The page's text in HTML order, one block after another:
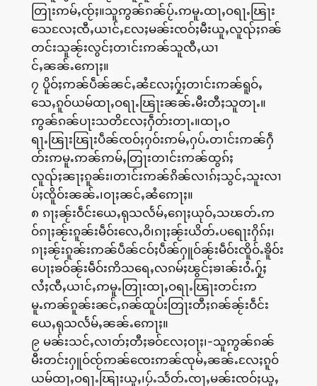
တြႃးဢမ်ႇၸႂ်ႈ။သူဢွၼ်ၵၼ်ပႂ်ႉဢမူႉထႃႇဝရႃႉၽြႃး
သေလႄႈၸီႇယၢင်ႇလႄႈမၼ်းၸဝ်ႈမီးယူႇလူၺ်ႈၵၼ်
တင်းသူၼႂ်းလွင်ႈတၢင်းဢၼ်သူၸီႇယၢ
င်ႇၼၼ်ႉဢေႃႈ။
၇ ပိူဝ်ႈဢၼ်ပဵၼ်ၼင်ႇၼႆလႄႈႁႂ်ႈတၢင်းဢၼ်ရူဝ်ႇ
သေႇၵူဝ်ယမ်ထႃႇဝရႃႉၽြႃးၼၼ်ႉမီးတီႈသူတႃႉ။
ဢွၼ်ၵၼ်ပႃးသတိလႄႈႁဵတ်းတႃႉ။ထႃႇဝ
ရႃႉၽြႃးၽြႃးပဵၼ်ၸဝ်ႈႁဝ်းဢမ်ႇႁပ်ႉတၢင်းဢၼ်ႁဵ
တ်းဢမူႉဢၼ်ဢမ်ႇတြႃးတၢင်းဢၼ်ထွၵ်ႈ
လူၺ်ႈၼႃႈၵူၼ်း၊တၢင်းဢၼ်ၵိၼ်လၢၵ်ႈသွင်ႇသူးလၢ
ပ်ႈၸိူဝ်းၼၼ်ႉ၊ဝႃႈၼင်ႇၼႆဢေႃႈ။
၈ ၵႃႈၼႂ်းဝဵင်းယေႇရုသလႅမ်ႇၵေႃႈယုဝ်ႇသၽတ်ႉဢ
ဝ်ၵႃႈၼႂ်းၵူၼ်းမဵဝ်းလေႇဝိ၊ၵႃႈၼႂ်းယိတ်ႉပရေႃးႁိၵ်ႈ၊
ၵႃႈၼႂ်းၵူၼ်းဢၼ်ပဵၼ်ငဝ်ႈပဵၼ်ႁူဝ်ၼႂ်းမဵဝ်းၸိူဝ်ႉၶိူဝ်း
ပေႃႈၶဝ်ၼႂ်းမဵဝ်းဢိသရေႇလၵမ်ႈၽွင်ႈၶၢၼ်းဝႆႉႁႂ်ႈ
လႆႈၸီႇယၢင်ႇဢမူႉတြႃးထႃႇဝရႃႉၽြႃးတင်းဢ
မူႉဢၼ်ၵူၼ်းၼင်ႇၵၼ်ထူပ်းတြႃးတီႈၵၼ်ၼႂ်းဝဵင်း
ယေႇရုသလႅမ်ႇၼၼ်ႉဢေႃႈ။
၉ မၼ်းသင်ႇလၢတ်ႈတီႈၶဝ်လႄႈဝႃႈ၊-သူဢွၼ်ၵၼ်
မီးတင်းႁူဝ်ၸႂ်ဢၼ်ၸေးဢၼ်ၸုမ်ႇၼၼ်ႉလႄႈၵူဝ်
ယမ်ထႃႇဝရႃႉၽြႃးယူႇ၊ပႂ်ႉသႅတ်ႉၸႃႇမၼ်းၸဝ်ႈယူႇ